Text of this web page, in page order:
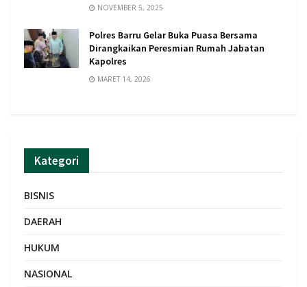
NOVEMBER 5, 2025
Polres Barru Gelar Buka Puasa Bersama
Dirangkaikan Peresmian Rumah Jabatan
Kapolres
MARET 14, 2026
Kategori
BISNIS
DAERAH
HUKUM
NASIONAL